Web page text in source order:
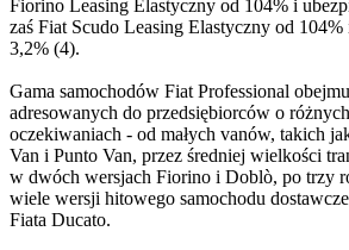
Fiorino Leasing Elastyczny od 104% i
zaś Fiat Scudo Leasing Elastyczny od 104%
3,2% (4).
Gama samochodów Fiat Professional
adresowanych do przedsiębiorców o
oczekiwaniach - od małych vanów, takich
Van i Punto Van, przez średniej wielkości
w dwóch wersjach Fiorino i Doblò, po trzy
wiele wersji hitowego samochodu
Fiata Ducato.